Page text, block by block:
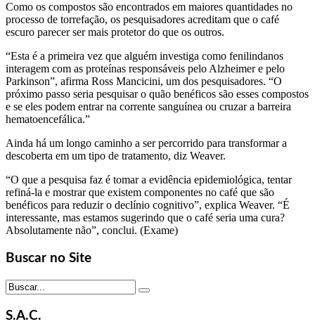
Como os compostos são encontrados em maiores quantidades no
processo de torrefação, os pesquisadores acreditam que o café
escuro parecer ser mais protetor do que os outros.
“Esta é a primeira vez que alguém investiga como fenilindanos
interagem com as proteínas responsáveis pelo Alzheimer e pelo
Parkinson”, afirma Ross Mancicini, um dos pesquisadores. “O
próximo passo seria pesquisar o quão benéficos são esses compostos
e se eles podem entrar na corrente sanguínea ou cruzar a barreira
hematoencefálica.”
Ainda há um longo caminho a ser percorrido para transformar a
descoberta em um tipo de tratamento, diz Weaver.
“O que a pesquisa faz é tomar a evidência epidemiológica, tentar
refiná-la e mostrar que existem componentes no café que são
benéficos para reduzir o declínio cognitivo”, explica Weaver. “É
interessante, mas estamos sugerindo que o café seria uma cura?
Absolutamente não”, conclui. (Exame)
Buscar no Site
S.A.C.